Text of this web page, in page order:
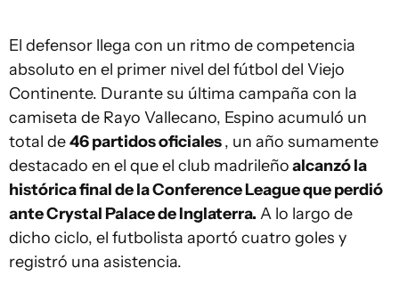
El defensor llega con un ritmo de competencia
absoluto en el primer nivel del fútbol del Viejo
Continente. Durante su última campaña con la
camiseta de Rayo Vallecano, Espino acumuló un
total de46 partidos oficiales, un año sumamente
destacado en el que el club madrileñoalcanzó la
histórica final de la Conference League que perdió
ante Crystal Palace de Inglaterra. A lo largo de
dicho ciclo, el futbolista aportó cuatro goles y
registró una asistencia.